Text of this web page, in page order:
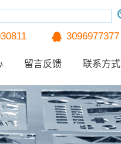
留言反馈 联系方式
3096977377